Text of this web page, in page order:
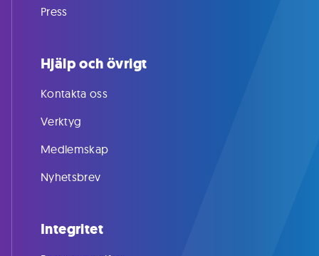
Press
Hjälp och övrigt
Kontakta oss
Verktyg
Medlemskap
Nyhetsbrev
Integritet